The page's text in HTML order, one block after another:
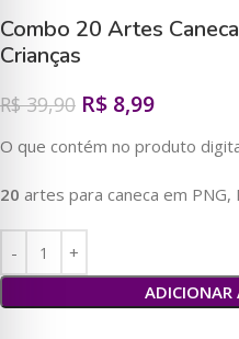
Combo 20 Artes
Crianças
R$39,90 R$ 8,99
O que contém no produto
20 artes para caneca em PNG,
ADICIONAR